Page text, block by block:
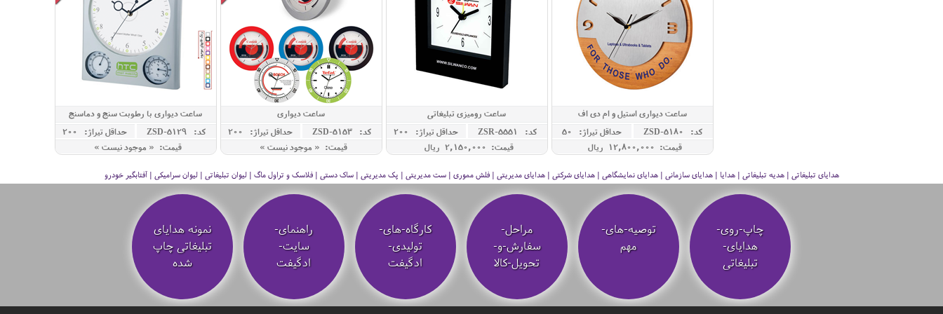
ساعت دیواری استیل و ام دی اف
کد: ZSD-5180
حداقل تيراژ: 50
قیمت: 12,800,000 ريال
ساعت رومیزی تبلیغاتی
کد: ZSR-5551
حداقل تيراژ: 200
قیمت: 2,150,000 ريال
ساعت دیواری
کد: ZSD-5153
حداقل تيراژ: 200
قیمت: « موجود نیست »
ساعت دیواری با رطوبت سنج و دماسنج
کد: ZSD-5129
حداقل تيراژ: 200
قیمت: « موجود نیست »
هدایای تبلیغاتی | هدیه تبلیغاتی | هدایا | هدایای سازمانی | هدایای نمایشگاهی | هدایای شرکتی | هدایای مدیریتی | فلش مموری | ست مدیریتی | پک مدیریتی | ساک دستی | فلاسک و تراول ماگ | لیوان تبلیغاتی | لیوان سرامیکی | آفتابگیر خودرو
چاپ-روی-
هدایای-
تبلیغاتی
توصیه‌-های-
مهم
مراحل-
سفارش-و-
تحویل-کالا
کارگاه-های-
تولیدی-
ادگیفت
راهنمای-
سایت-
ادگیفت
نمونه هدایای
تبلیغاتی چاپ
شده